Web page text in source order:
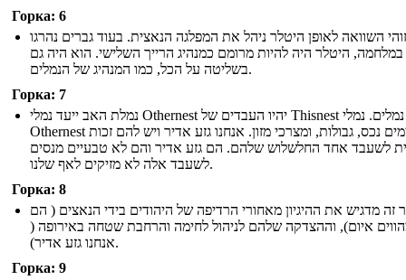
Горка: 6
זוהי השוואה לאופן היטלר ניהל את המפלגה הנאצית. בעוד גברים נהרגו
במלחמה, היטלר היה להיות מרומם כמנהיג הרייך השלישי. הוא היה גם
בשליטה על הכל, כמו המנהיג של הנמלים.
Горка: 7
נמלת האב ייעד נמלי Othernest יהיו העבדים של Thisnest נמלים. נמלי
Othernest מאיימים נכס, גבולות, ומצרכי מזון. אנחנו גזע אדיר ויש להם זכות
לשעבד אחד החלשלוש שלהם. הם גזע אדיר והם לא טבעיים מנסים
לשעבד אלה לא מזיקים לאף שלנו.
Горка: 8
זה מדגיש את ההיגיון מאחורי הרדיפה של היהודים בידי הנאצים ( הם
איום), וההצדקה שלהם לניהול לחימה והרחבת שטחה באירופה (
אנחנו גזע אדיר).
Горка: 9